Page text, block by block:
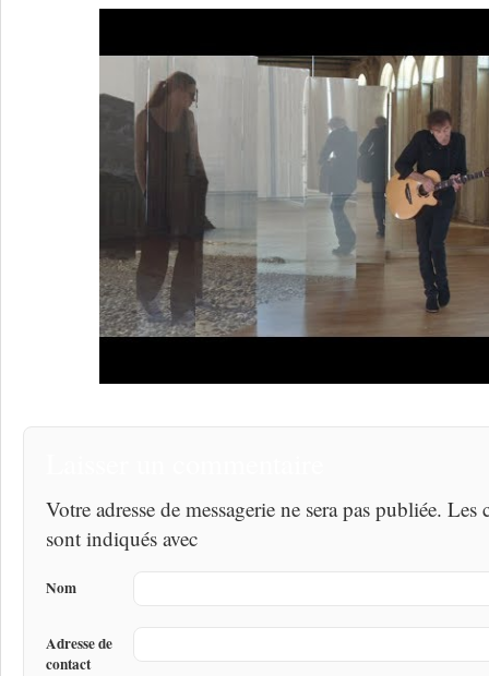
Votre adresse de messagerie ne sera pas publiée.
sont indiqués avec
Nom
Adresse de
contact